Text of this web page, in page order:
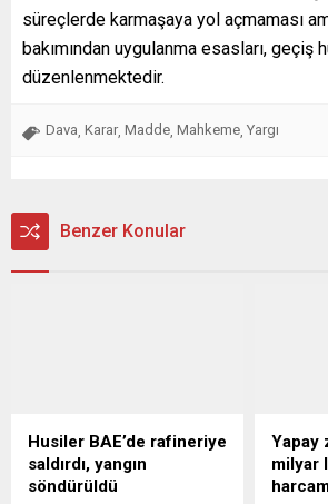
süreçlerde karmaşaya yol açmaması
bakımından uygulanma esasları, geçiş
düzenlenmektedir.
Dava Karar Madde Mahkeme Yargı
Benzer Konular
Husiler BAE’de rafineriye
saldırdı, yangın
söndürüldü
Yapay
milyar